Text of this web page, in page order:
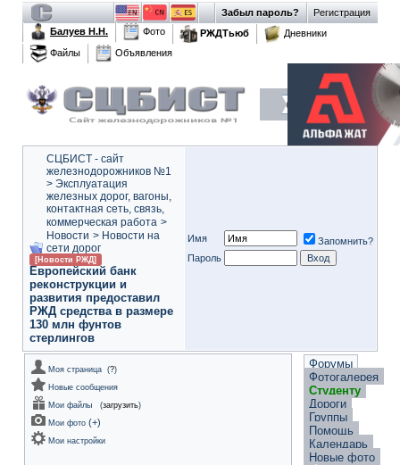
Регистрация
Забыл пароль?
Балуев Н.Н.
Фото РЖДТьюб
Дневники
Файлы
Объявления
СЦБИСТ - сайт
железнодорожников №1
> Эксплуатация
железных дорог, вагоны,
контактная сеть, связь,
коммерческая работа >
Новости > Новости на
сети дорог
[Новости РЖД]
Европейский банк
реконструкции и
развития предоставил
РЖД средства в размере
130 млн фунтов
стерлингов
Имя
Запомнить?
Пароль
Моя страница (?)
Новые сообщения
Мои файлы
(загрузить)
Мои фото (+)
Мои настройки
Форумы
Фотогалерея
Студенту
Дороги
Группы
Помощь
Календарь
Новые фото